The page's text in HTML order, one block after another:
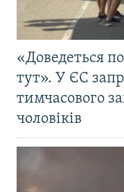
«Доведеться
тут». У ЄС
тимчасового
чоловіків